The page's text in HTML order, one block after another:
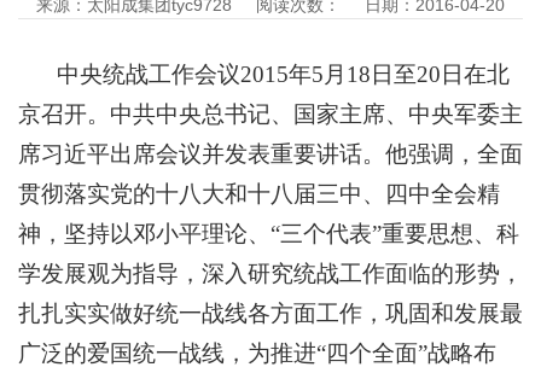
来源：太阳成集团tyc9728 阅读次数： 日期：2016-04-20
中央统战工作会议2015年5月18日至20日在北
京召开。中共中央总书记、国家主席、中央军委主
席习近平出席会议并发表重要讲话。他强调，全面
贯彻落实党的十八大和十八届三中、四中全会精
神，坚持以邓小平理论、“三个代表”重要思想、科
学发展观为指导，深入研究统战工作面临的形势，
扎扎实实做好统一战线各方面工作，巩固和发展最
广泛的爱国统一战线，为推进“四个全面”战略布